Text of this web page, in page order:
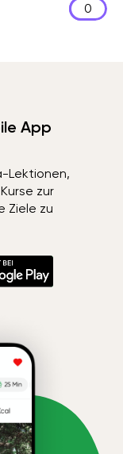
0
App
Lektionen,
zur
Ziele zu